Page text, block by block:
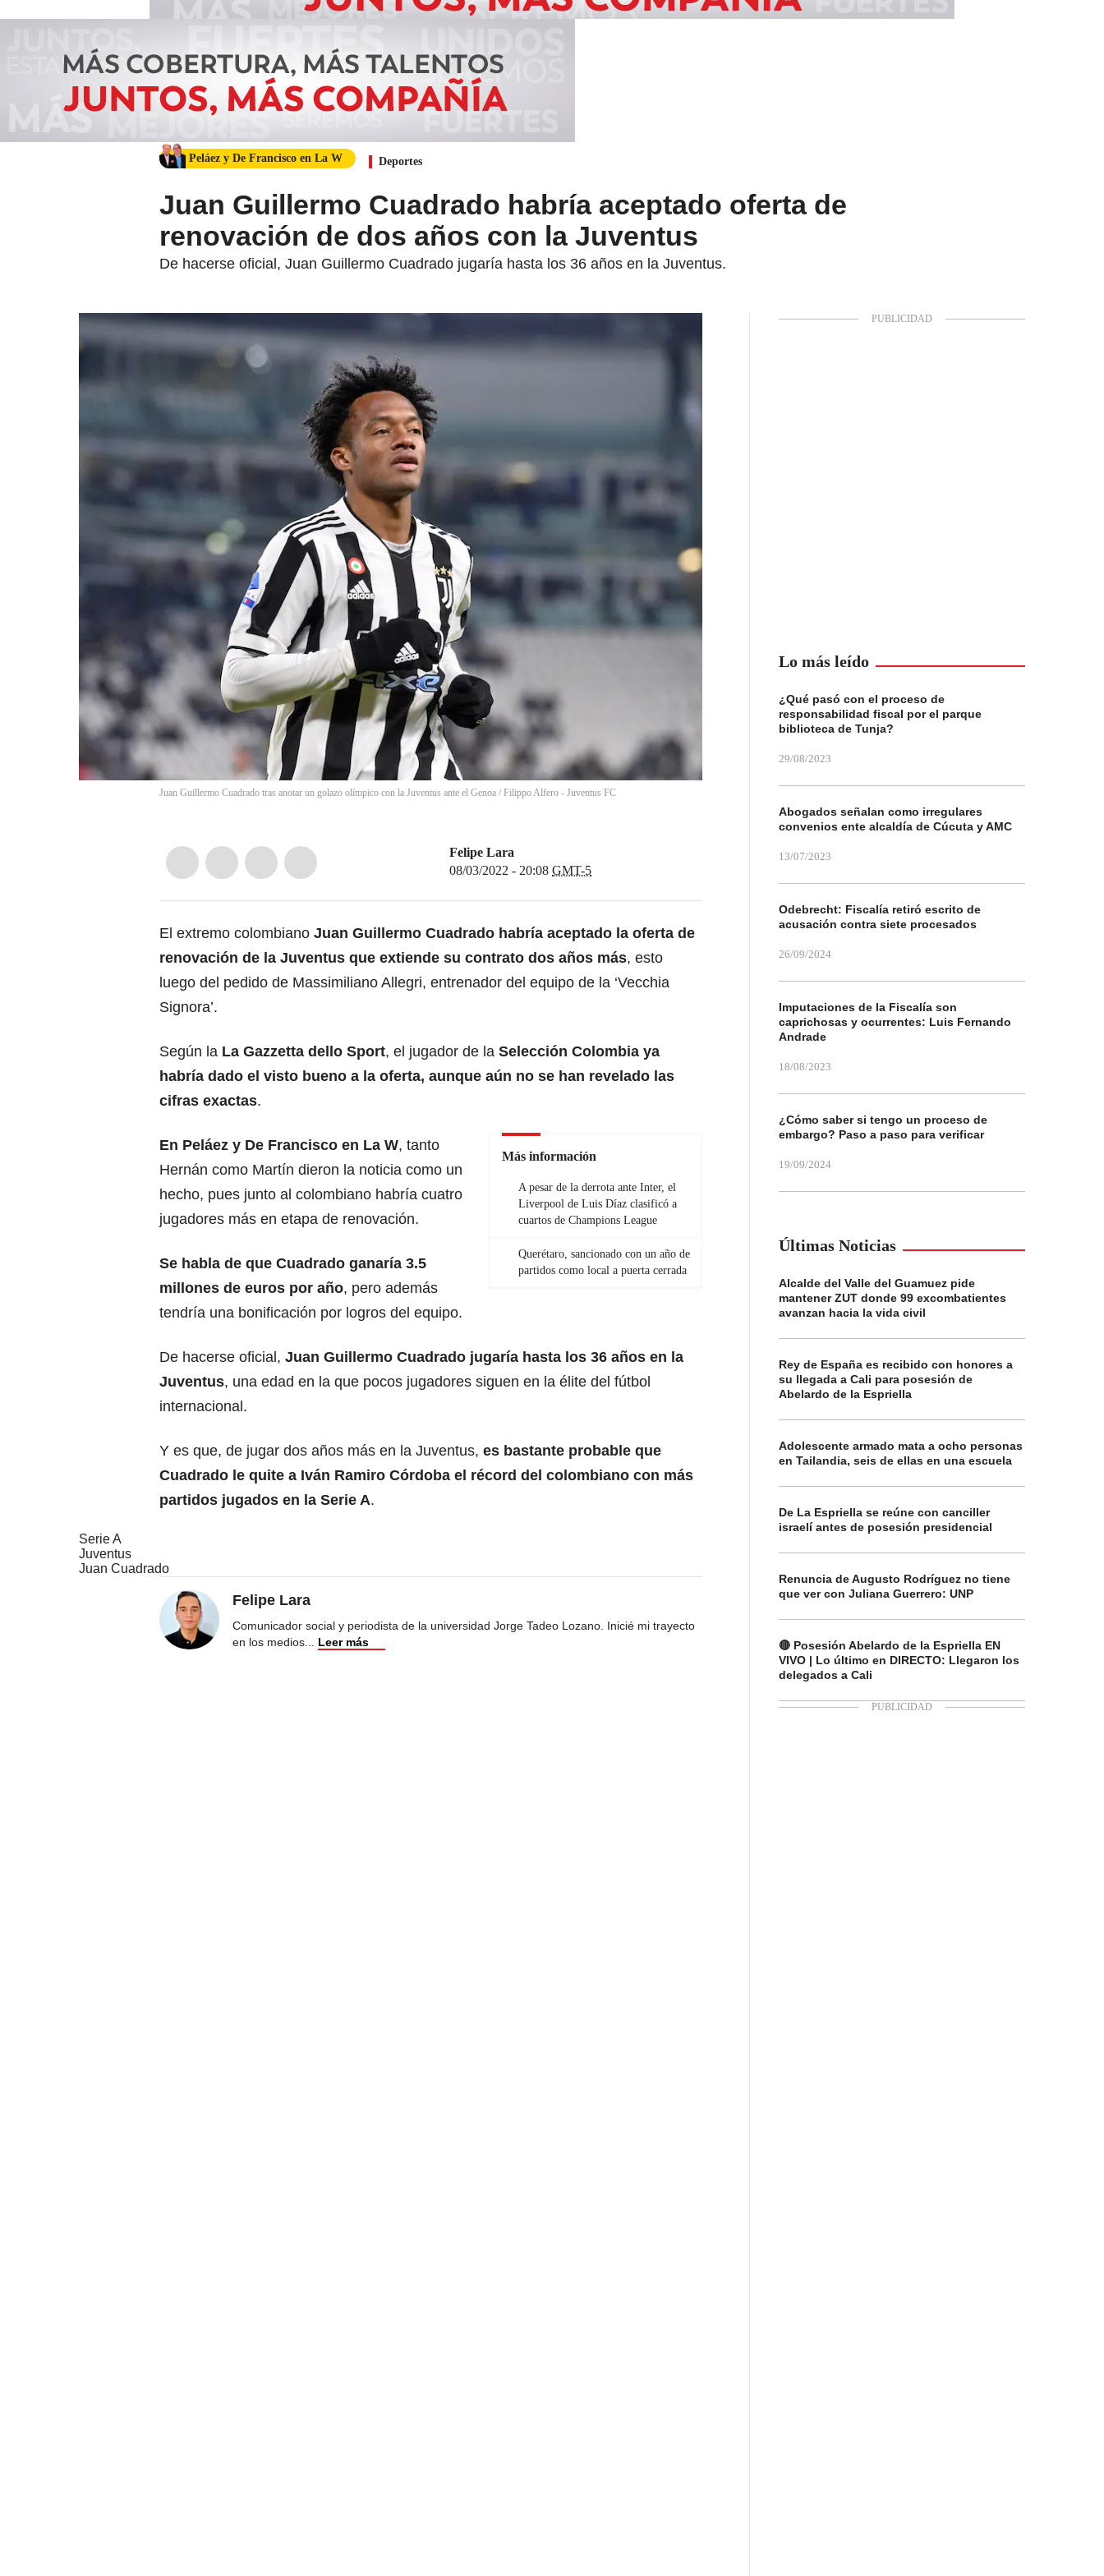
Peláez y De Francisco en La W Deportes
Juan Guillermo Cuadrado habría aceptado oferta de
renovación de dos años con la Juventus
De hacerse oficial, Juan Guillermo Cuadrado jugaría hasta los 36 años en la Juventus.
Juan Guillermo Cuadrado tras anotar un golazo olímpico con la Juventus ante el Genoa / Filippo Alfero - Juventus FC
Felipe Lara
08/03/2022 - 20:08 GMT-5
El extremo colombiano Juan Guillermo Cuadrado habría aceptado la oferta de
renovación de la Juventus que extiende su contrato dos años más, esto
luego del pedido de Massimiliano Allegri, entrenador del equipo de la ‘Vecchia
Signora’.
Según la La Gazzetta dello Sport, el jugador de la Selección Colombia ya
habría dado el visto bueno a la oferta, aunque aún no se han revelado las
cifras exactas.
Más información
A pesar de la derrota ante Inter, el
Liverpool de Luis Díaz clasificó a
cuartos de Champions League
Querétaro, sancionado con un año de
partidos como local a puerta cerrada
En Peláez y De Francisco en La W, tanto
Hernán como Martín dieron la noticia como un
hecho, pues junto al colombiano habría cuatro
jugadores más en etapa de renovación.
Se habla de que Cuadrado ganaría 3.5
millones de euros por año, pero además
tendría una bonificación por logros del equipo.
De hacerse oficial, Juan Guillermo Cuadrado jugaría hasta los 36 años en la
Juventus, una edad en la que pocos jugadores siguen en la élite del fútbol
internacional.
Y es que, de jugar dos años más en la Juventus, es bastante probable que
Cuadrado le quite a Iván Ramiro Córdoba el récord del colombiano con más
partidos jugados en la Serie A.
Serie A
Juventus
Juan Cuadrado
Felipe Lara
Comunicador social y periodista de la universidad Jorge Tadeo Lozano. Inicié mi trayecto
en los medios... Leer más
Lo más leído
¿Qué pasó con el proceso de
responsabilidad fiscal por el parque
biblioteca de Tunja?
29/08/2023
Abogados señalan como irregulares
convenios ente alcaldía de Cúcuta y AMC
13/07/2023
Odebrecht: Fiscalía retiró escrito de
acusación contra siete procesados
26/09/2024
Imputaciones de la Fiscalía son
caprichosas y ocurrentes: Luis Fernando
Andrade
18/08/2023
¿Cómo saber si tengo un proceso de
embargo? Paso a paso para verificar
19/09/2024
Últimas Noticias
Alcalde del Valle del Guamuez pide
mantener ZUT donde 99 excombatientes
avanzan hacia la vida civil
Rey de España es recibido con honores a
su llegada a Cali para posesión de
Abelardo de la Espriella
Adolescente armado mata a ocho personas
en Tailandia, seis de ellas en una escuela
De La Espriella se reúne con canciller
israelí antes de posesión presidencial
Renuncia de Augusto Rodríguez no tiene
que ver con Juliana Guerrero: UNP
🔴 Posesión Abelardo de la Espriella EN
VIVO | Lo último en DIRECTO: Llegaron los
delegados a Cali